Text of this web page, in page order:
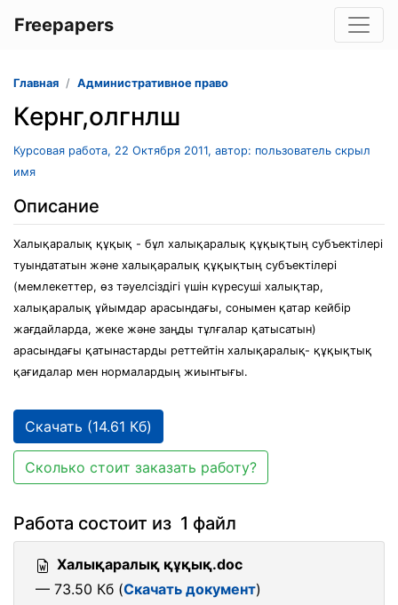
Freepapers
Главная Административное право
Кернг,олгнлш
Курсовая работа, 22 Октября 2011, автор: пользователь скрыл
имя
Описание
Халықаралық құқық - бұл халықаралық құқықтың субъектілері
туындататын және халықаралық құқықтың субъектілері
(мемлекеттер, өз тәуелсіздігі үшін күресуші халықтар,
халықаралық ұйымдар арасындағы, сонымен қатар кейбір
жағдайларда, жеке және заңды тұлғалар қатысатын)
арасындағы қатынастарды реттейтін халықаралық- құқықтық
қағидалар мен нормалардың жиынтығы.
Скачать (14.61 Кб)
Сколько стоит заказать работу?
Работа состоит из 1 файл
Халықаралық құқық.doc
— 73.50 Кб (Скачать документ)